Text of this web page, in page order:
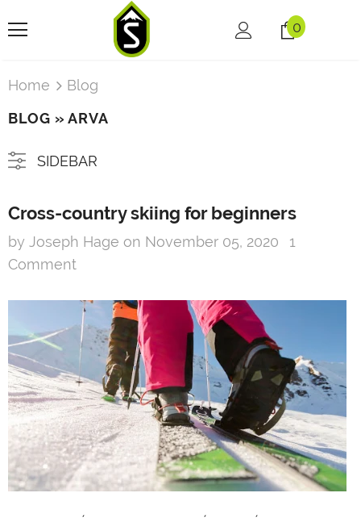
0
Home
Blog
BLOG » ARVA
SIDEBAR
SNOOC Touring
€649,00
ADD TO CART
Cross-country skiing for beginners
by Joseph Hage on November 05, 2020
1
Comment